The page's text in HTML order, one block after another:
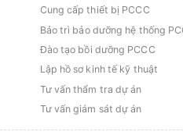
Cung cấp thiết bị PCCC
Bảo trì bảo dưỡng hệ thống
Đào tạo bồi dưỡng PCCC
Lập hồ sơ kinh tế kỹ thuật
Tư vấn thẩm tra dự án
Tư vấn giám sát dự án